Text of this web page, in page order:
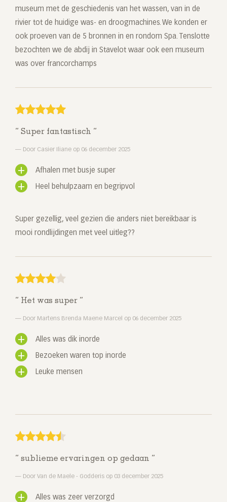
museum met de geschiedenis van het wassen, van in de
rivier tot de huidige was- en droogmachines. We konden er
ook proeven van de 5 bronnen in en rondom Spa. Tenslotte
bezochten we de abdij in Stavelot waar ook een museum
was over francorchamps
Super fantastisch
Door Casier Iliane op 06 december 2025
Afhalen met busje super
Heel behulpzaam en begripvol
Super gezellig, veel gezien die anders niet bereikbaar is
mooi rondlijdingen met veel uitleg??
Het was super
Door Martens Brenda Maene Marcel op 06 december 2025
Alles was dik inorde
Bezoeken waren top inorde
Leuke mensen
sublieme ervaringen op gedaan
Door Van de Maele - Godderis op 03 december 2025
Alles was zeer verzorgd